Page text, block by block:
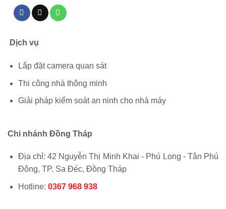
Dịch vụ
Lắp đặt camera quan sát
Thi công nhà thông minh
Giải pháp kiểm soát an ninh cho nhà máy
Chi nhánh Đồng Tháp
Địa chỉ: 42 Nguyễn Thị Minh Khai - Phú Long - Tân Phú
Đông, TP. Sa Đéc, Đồng Tháp
Hotline: 0367 968 938